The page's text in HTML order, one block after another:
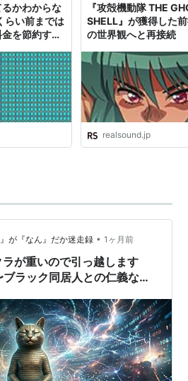
かわからな
らい前までは
を節約する
ージを閲
タイミング
てました
『攻殻機動隊 THE
SHELL』が獲得した
の世界観へと再接続
realsound.jp
が『なん』だか迷走録 • 1ヶ月前
ラが重いので引っ越します
ブラック同居人との仁義なき